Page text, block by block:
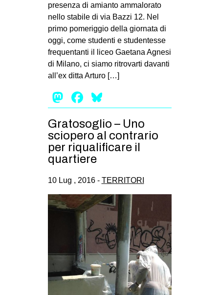
presenza di amianto ammalorato
nello stabile di via Bazzi 12. Nel
primo pomeriggio della giornata di
oggi, come studenti e studentesse
frequentanti il liceo Gaetana Agnesi
di Milano, ci siamo ritrovarti davanti
all’ex ditta Arturo […]
Mastodon
Facebook
Gratosoglio – Uno
sciopero al contrario
per riqualificare il
quartiere
10 Lug , 2016 - TERRITORI